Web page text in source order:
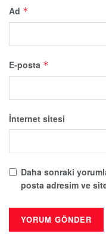
Ad *
E-posta *
İnternet sitesi
Daha sonraki
posta adresim ve